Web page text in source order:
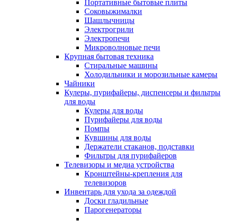
Портативные бытовые плиты
Соковыжималки
Шашлычницы
Электрогрили
Электропечи
Микроволновые печи
Крупная бытовая техника
Стиральные машины
Холодильники и морозильные камеры
Чайники
Кулеры, пурифайеры, диспенсеры и фильтры
для воды
Кулеры для воды
Пурифайеры для воды
Помпы
Кувшины для воды
Держатели стаканов, подставки
Фильтры для пурифайеров
Телевизоры и медиа устройства
Кронштейны-крепления для
телевизоров
Инвентарь для ухода за одеждой
Доски гладильные
Парогенераторы